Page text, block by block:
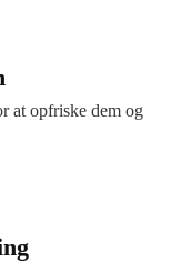
at opfriske dem og